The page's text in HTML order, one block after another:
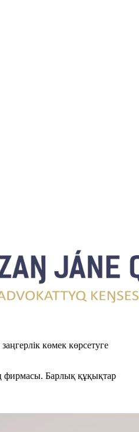
көмек көрсетуге
фирмасы. Барлық құқықтар